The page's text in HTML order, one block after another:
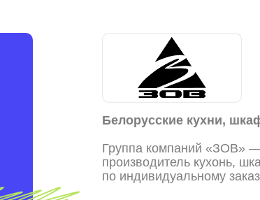
Белорусские кухни,
Группа компаний «ЗОВ»
производитель кухонь,
по индивидуальному